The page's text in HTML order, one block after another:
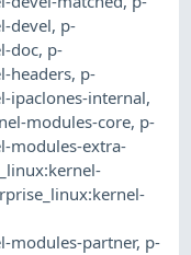
devel, p-
doc, p-
headers, p-
ipaclones-internal,
modules-core, p-
modules-extra-
modules-partner, p-